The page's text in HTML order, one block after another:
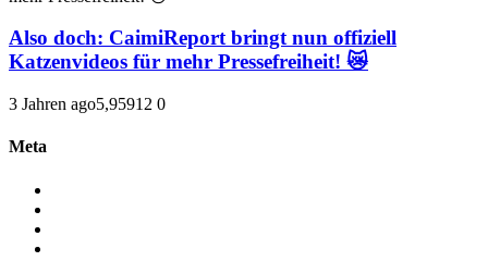
Also doch: CaimiReport bringt nun offiziell
Katzenvideos für mehr Pressefreiheit! 😿
3 Jahren ago5,95912 0
Meta